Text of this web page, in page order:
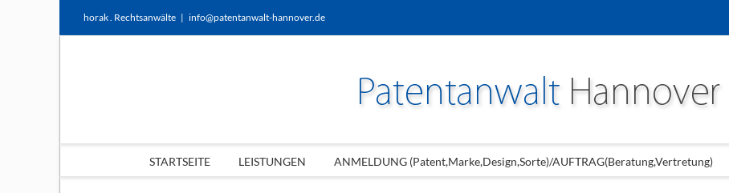
horak . Rechtsanwälte | info@patentanwalt-hannover.de
STARTSEITE LEISTUNGEN ANMELDUNG (Patent,Marke,Design,Sorte)/AUFTRAG(Beratung,Vertretung)